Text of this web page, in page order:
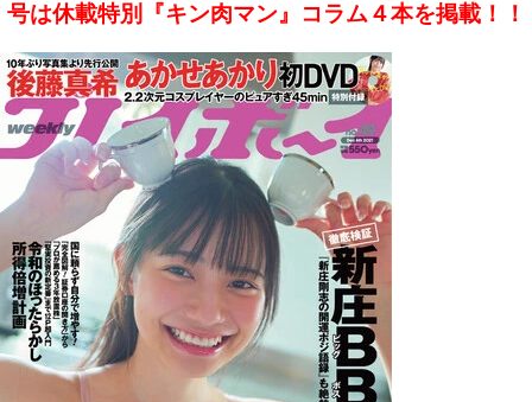
号は休載特別『キン肉マン』コラム４本を掲載！！